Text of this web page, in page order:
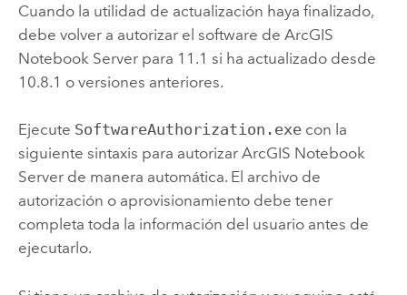
Cuando la utilidad de actualización haya finalizado,
debe volver a autorizar el software de ArcGIS
Notebook Serverpara 11.1 si ha actualizado desde
10.8.1 o versiones anteriores.
Ejecute SoftwareAuthorization.execon la
siguiente sintaxis para autorizar ArcGIS Notebook
Serverde manera automática. El archivo de
autorización o aprovisionamiento debe tener
completa toda la información del usuario antes de
ejecutarlo.